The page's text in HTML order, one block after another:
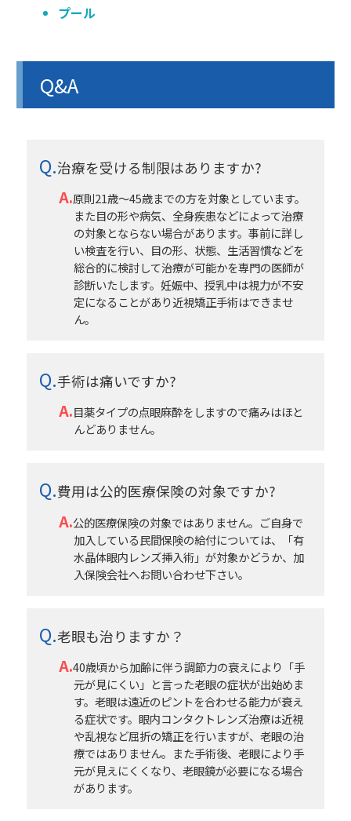
プール
Q&A
治療を受ける制限はありますか?
原則21歳～45歳までの方を対象としています。
また目の形や病気、全身疾患などによって治療
の対象とならない場合があります。事前に詳し
い検査を行い、目の形、状態、生活習慣などを
総合的に検討して治療が可能かを専門の医師が
診断いたします。妊娠中、授乳中は視力が不安
定になることがあり近視矯正手術はできませ
ん。
手術は痛いですか?
目薬タイプの点眼麻酔をしますので痛みはほと
んどありません。
費用は公的医療保険の対象ですか?
公的医療保険の対象ではありません。ご自身で
加入している民間保険の給付については、「有
水晶体眼内レンズ挿入術」が対象かどうか、加
入保険会社へお問い合わせ下さい。
老眼も治りますか？
40歳頃から加齢に伴う調節力の衰えにより「手
元が見にくい」と言った老眼の症状が出始めま
す。老眼は遠近のピントを合わせる能力が衰え
る症状です。眼内コンタクトレンズ治療は近視
や乱視など屈折の矯正を行いますが、老眼の治
療ではありません。また手術後、老眼により手
元が見えにくくなり、老眼鏡が必要になる場合
があります。